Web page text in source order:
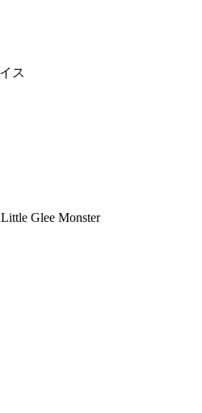
ス
Glee Monster